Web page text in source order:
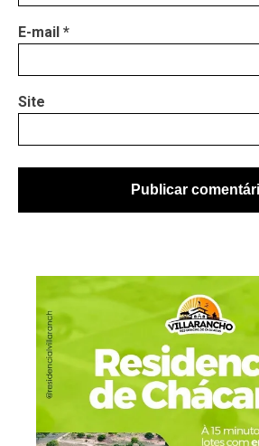
E-mail *
Site